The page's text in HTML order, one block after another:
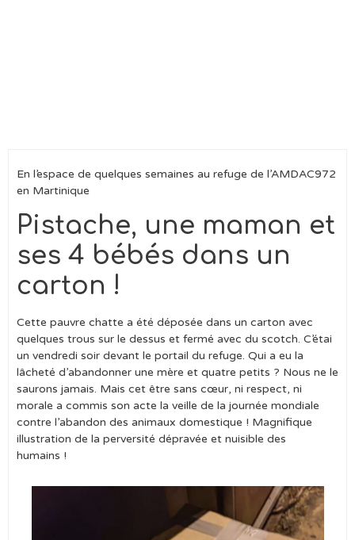
En l’espace de quelques semaines au refuge de l’AMDAC972
en Martinique
Pistache, une maman et
ses 4 bébés dans un
carton !
Cette pauvre chatte a été déposée dans un carton avec
quelques trous sur le dessus et fermé avec du scotch. C’étai
un vendredi soir devant le portail du refuge. Qui a eu la
lâcheté d’abandonner une mère et quatre petits ? Nous ne le
saurons jamais. Mais cet être sans cœur, ni respect, ni
morale a commis son acte la veille de la journée mondiale
contre l’abandon des animaux domestique ! Magnifique
illustration de la perversité dépravée et nuisible des
humains !